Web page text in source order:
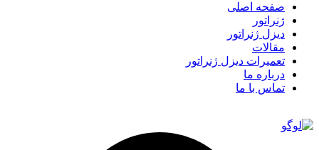
صفحه اصلی
ژنراتور
دیزل ژنراتور
مقالات
تعمیرات دیزل ژنراتور
درباره ما
تماس با ما